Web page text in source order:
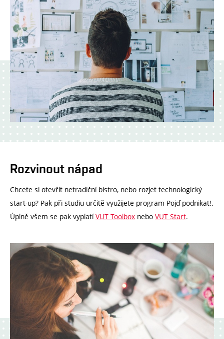
Rozvinout nápad
Chcete si otevřít netradiční bistro, nebo rozjet technologický
start-up? Pak při studiu určitě využijete program Pojď podnikat!.
Úplně všem se pak vyplatíVUT Toolbox nebo VUT Start.